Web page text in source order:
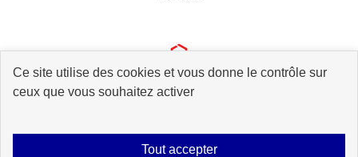
Ce site utilise des cookies et vous donne le contrôle sur
ceux que vous souhaitez activer
Tout accepter